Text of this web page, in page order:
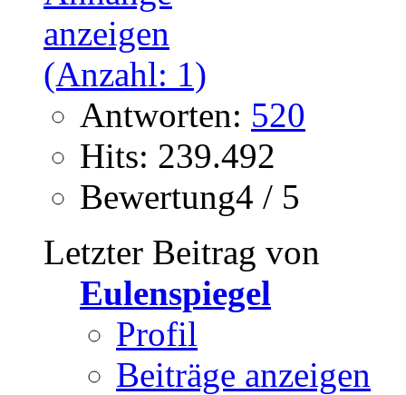
Antworten: 520
Hits: 239.492
Bewertung4 / 5
Letzter Beitrag von
Eulenspiegel
Profil
Beiträge anzeigen